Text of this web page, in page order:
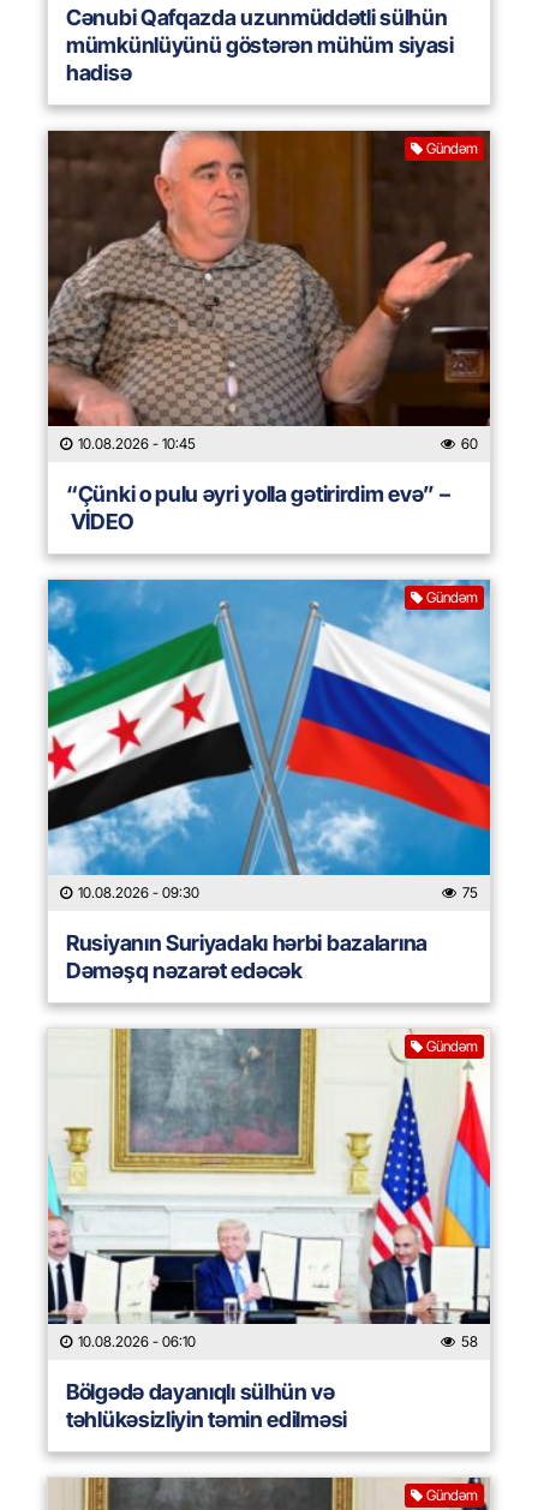
Cənubi Qafqazda uzunmüddətli sülhün
mümkünlüyünü göstərən mühüm siyasi
hadisə
Gündəm
10.08.2026 - 10:45 60
“Çünki o pulu əyri yolla gətirirdim evə” –
VİDEO
Gündəm
10.08.2026 - 09:30 75
Rusiyanın Suriyadakı hərbi bazalarına
Dəməşq nəzarət edəcək
Gündəm
10.08.2026 - 06:10 58
Bölgədə dayanıqlı sülhün və
təhlükəsizliyin təmin edilməsi
Gündəm